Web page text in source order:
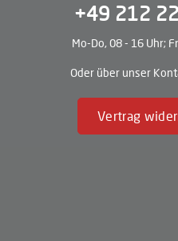
+49 212
Mo-Do, 08 - 16 Uhr;
Oder über unser
Vertrag